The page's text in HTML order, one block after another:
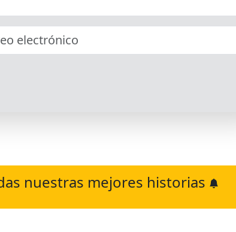
nuestras mejores historias